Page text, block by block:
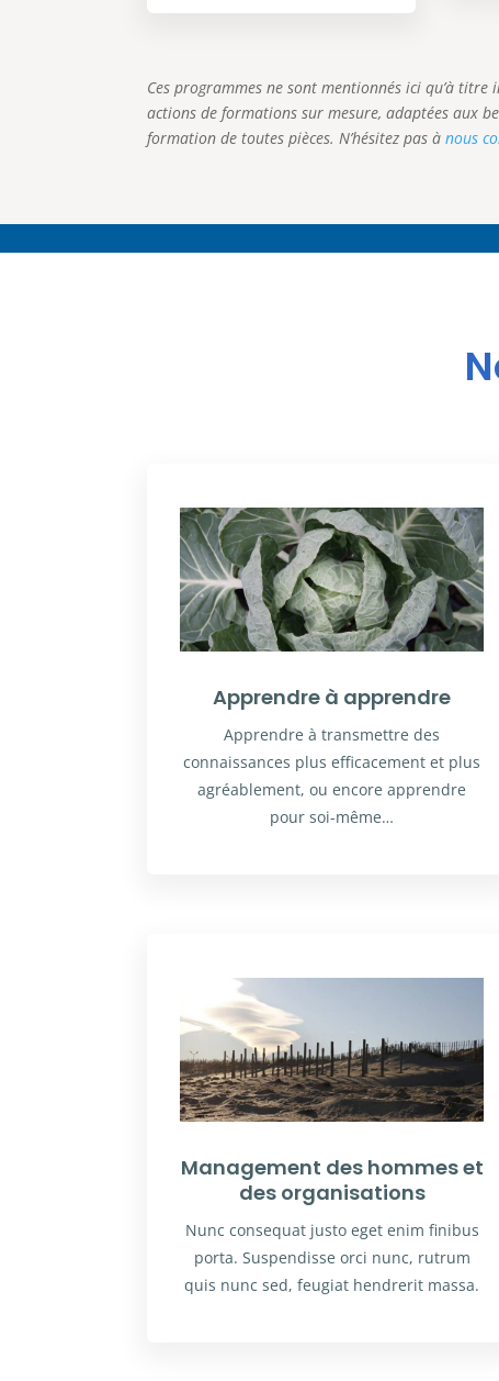
Ces programmes ne sont mentionnés ici qu’à
actions de formations sur mesure, adaptées aux
formation de toutes pièces. N’hésitez pas ànous
Apprendre à apprendre
Apprendre à transmettre des
connaissances plus efficacement et plus
agréablement, ou encore apprendre
pour soi-même…
Management des hommes et
des organisations
Nunc consequat justo eget enim finibus
porta. Suspendisse orci nunc, rutrum
quis nunc sed, feugiat hendrerit massa.